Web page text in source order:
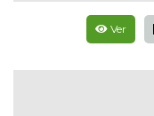
Ver